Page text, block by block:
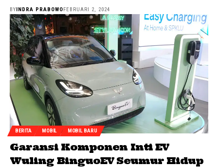
BYINDRA PRABOWOFEBRUARI 2, 2024
BERITA MOBIL MOBIL BARU
Garansi Komponen Inti EV
Wuling BinguoEV Seumur Hidup